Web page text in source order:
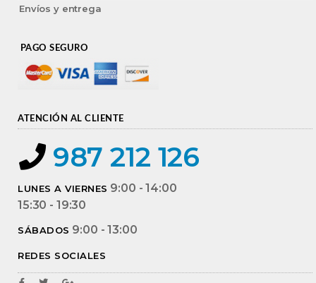
Envíos y entrega
PAGO SEGURO
ATENCIÓN AL CLIENTE
987 212 126
LUNES A VIERNES 9:00 - 14:00
15:30 - 19:30
SÁBADOS 9:00 - 13:00
REDES SOCIALES